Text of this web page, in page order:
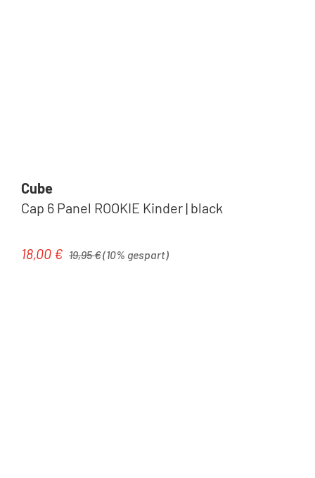
Cube
Cap 6 Panel ROOKIE Kinder | black
Verkaufspreis:
18,00 € Regulärer Preis:
19,95 €(10% gespart)